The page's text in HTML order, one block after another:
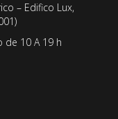
– Edifico Lux,
de 10 A 19 h